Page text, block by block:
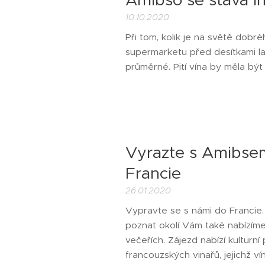
10.10.2020
Při tom, kolik je na světě
supermarketu před desítkami
průměrné. Pití vína by měla
Vyrazte s
Francie
26.01.2020
Vypravte se s námi do
poznat okolí Vám také
večeřích. Zájezd nabízí
francouzských vinařů, jejichž